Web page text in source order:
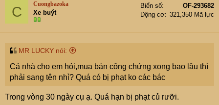
C Cuongbazoka
Xe buýt
Biển số
OF-293682
Động cơ
321,350 Mã lực
MR LUCKY nói:
Cả nhà cho em hỏi,mua bán công chứng xong bao lâu thì
phải sang tên nhỉ? Quá có bị phạt ko các bác
Trong vòng 30 ngày cụ ạ. Quá hạn bị phạt củ rưỡi.